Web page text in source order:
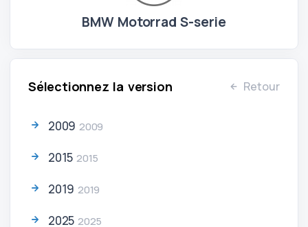
BMW Motorrad S-serie
Sélectionnez la version Retour
2009 2009
2015 2015
2019 2019
2025 2025